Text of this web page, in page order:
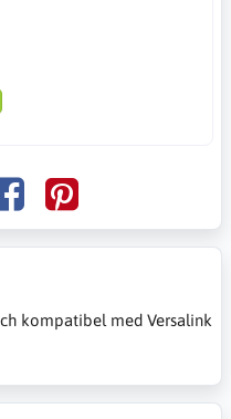
kompatibel med Versalink